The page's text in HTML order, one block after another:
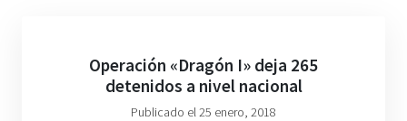
Operación «Dragón I» deja 265
detenidos a nivel nacional
Publicado el 25 enero, 2018